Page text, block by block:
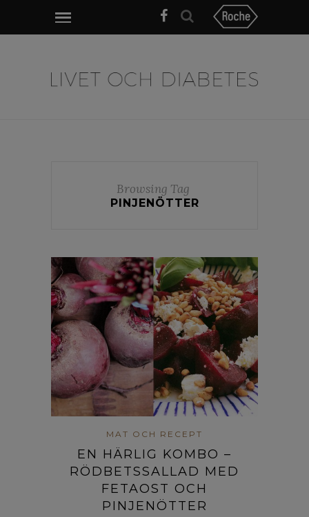
Browsing Tag
PINJENÖTTER
MAT OCH RECEPT
EN HÄRLIG KOMBO –
RÖDBETSSALLAD MED
FETAOST OCH
PINJENÖTTER